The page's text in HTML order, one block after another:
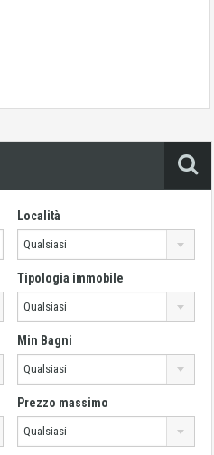
Località
Qualsiasi
Tipologia immobile
Qualsiasi
Min Bagni
Qualsiasi
Prezzo massimo
Qualsiasi